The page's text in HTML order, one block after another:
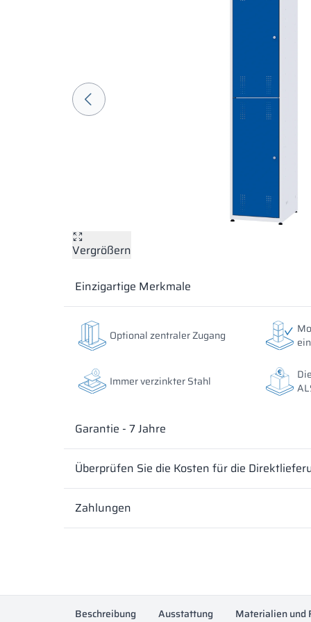
Vergrößern
Einzigartige Merkmale
Optional zentraler Zugang
Immer verzinkter Stahl
Garantie - 7 Jahre
Überprüfen Sie die Kosten für die
Zahlungen
Beschreibung Ausstattung Materialien und
Die Farben der Materialien in der RAL-Bezeichnung
die angezeigten Dekore können je nach
tatsächlichen abweichen.
Die Farben der Materialien in der RAL-Bezeichnung
die angezeigten Dekore können je nach
tatsächlichen abweichen.